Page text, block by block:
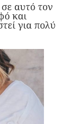
αυτό τον
και
για πολύ